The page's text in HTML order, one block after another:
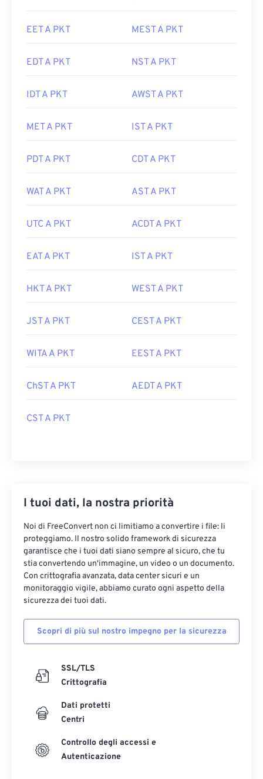
EET A PKT MEST A PKT
EDT A PKT NST A PKT
IDT A PKT AWST A PKT
MET A PKT IST A PKT
PDT A PKT CDT A PKT
WAT A PKT AST A PKT
UTC A PKT ACDT A PKT
EAT A PKT IST A PKT
HKT A PKT WEST A PKT
JST A PKT CEST A PKT
WITA A PKT EEST A PKT
ChST A PKT AEDT A PKT
CST A PKT
I tuoi dati, la nostra priorità
Noi di FreeConvert non ci limitiamo a convertire i file: li
proteggiamo. Il nostro solido framework di sicurezza
garantisce che i tuoi dati siano sempre al sicuro, che tu
stia convertendo un'immagine, un video o un documento.
Con crittografia avanzata, data center sicuri e un
monitoraggio vigile, abbiamo curato ogni aspetto della
sicurezza dei tuoi dati.
Scopri di più sul nostro impegno per la sicurezza
SSL/TLS
Crittografia
Dati protetti
Centri
Controllo degli accessi e
Autenticazione